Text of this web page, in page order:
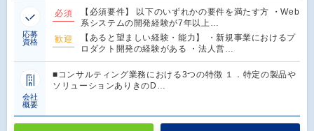
応募
資格
必須
【必須要件】 以下のいずれかの要件を満たす方 ・Web
系システムの開発経験が7年以上…
歓迎
【あると望ましい経験・能力】 ・新規事業におけるプ
ロダクト開発の経験がある ・法人営…
会社
概要
■コンサルティング業務における3つの特徴 １．特定の製品や
ソリューションありきのD…